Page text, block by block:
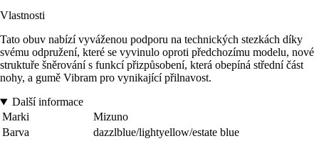
Vlastnosti
Tato obuv nabízí vyváženou podporu na technických stezkách díky
svému odpružení, které se vyvinulo oproti předchozímu modelu, nové
struktuře šněrování s funkcí přizpůsobení, která obepíná střední část
nohy, a gumě Vibram pro vynikající přilnavost.
Další informace
Marki
Mizuno
Barva
dazzlblue/lightyellow/estate blue